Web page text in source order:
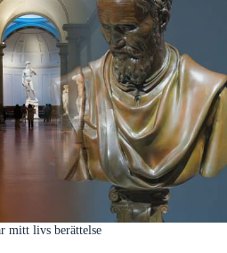
mitt livs berättelse